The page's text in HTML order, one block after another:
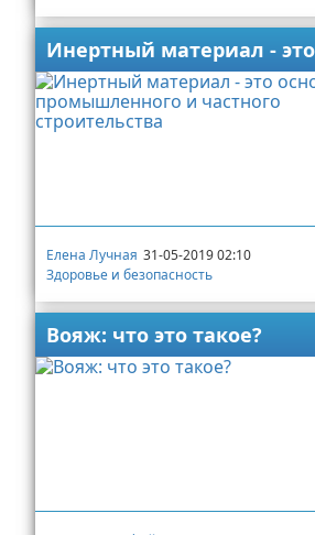
Инертный материал -
Елена Лучная 31-05-2019 02:10
Здоровье и безопасность
Вояж: что это такое?